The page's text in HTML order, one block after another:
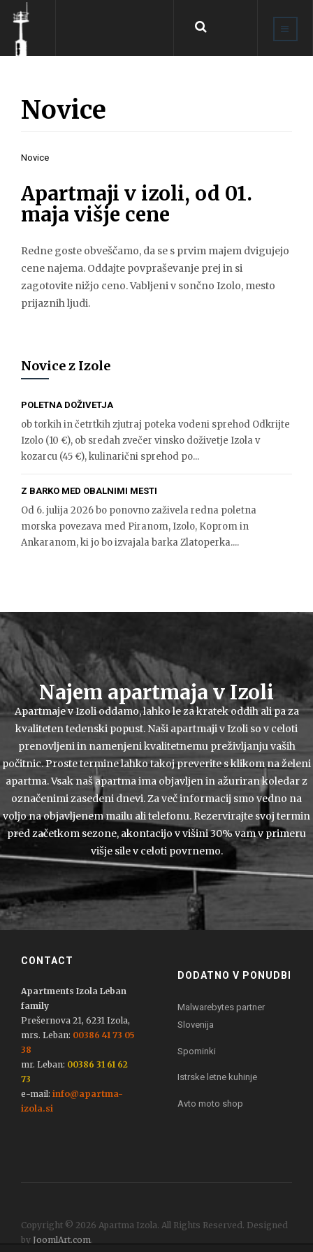
Search
Novice
Novice
Apartmaji v izoli, od 01.
maja višje cene
Redne goste obveščamo, da se s prvim majem dvigujejo
cene najema. Oddajte povpraševanje prej in si
zagotovite nižjo ceno. Vabljeni v sončno Izolo, mesto
prijaznih ljudi.
Novice z Izole
POLETNA DOŽIVETJA
ob torkih in četrtkih zjutraj poteka vodeni sprehod Odkrijte
Izolo (10 €), ob sredah zvečer vinsko doživetje Izola v
kozarcu (45 €), kulinarični sprehod po...
Z BARKO MED OBALNIMI MESTI
Od 6. julija 2026 bo ponovno zaživela redna poletna
morska povezava med Piranom, Izolo, Koprom in
Ankaranom, ki jo bo izvajala barka Zlatoperka....
Najem apartmaja v Izoli
Apartmaje v Izoli oddamo, lahko le za kratek oddih ali pa za
kvaliteten tedenski popust. Naši apartmaji v Izoli so v celoti
prenovljeni in namenjeni kvalitetnemu preživljanju vaših
počitnic. Proste termine lahko takoj preverite s klikom na želeni
apartma. Vsak naš apartma ima objavljen in ažuriran koledar z
označenimi zasedeni dnevi. Za več informacij smo vedno na
voljo na objavljenem mailu ali telefonu. Rezervirajte svoj termin
pred začetkom sezone, akontacijo v višini 30% vam v primeru
višje sile v celoti povrnemo.
CONTACT
Apartments Izola Leban
family
Prešernova 21, 6231 Izola,
mrs. Leban: 00386 41 73 05
38
mr. Leban: 00386 31 61 62
73
e-mail: info@apartma-
izola.si
DODATNO V PONUDBI
Malwarebytes partner
Slovenija
Spominki
Istrske letne kuhinje
Avto moto shop
Copyright © 2026 Apartma Izola. All Rights Reserved. Designed
by JoomlArt.com.